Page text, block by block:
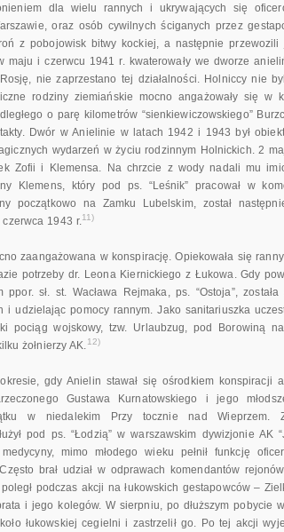
dla wielu rannych i ukrywających się
oraz osób cywilnych ściganych przez
z pobojowisk bitwy kockiej, a następnie
maju i czerwcu 1941 r. kwaterowały we dworze
nie zaprzestano tej działalności. Holniccy nie
rodziny ziemiańskie mocno angażowały się w
o parę kilometrów “sienkiewiczowskiego”
Dwór w Anielinie w latach 1942 i 1943 był
wydarzeń w życiu rodzinnym Holnickich. 2
Zofii i Klemensa. Na chrzcie z wody nadali mu
Klemens, który pod ps. “Leśnik” pracował w
początkowo na Zamku Lubelskim, został
1943 r.11)
zaangażowana w konspirację. Opiekowała się
potrzeby dr. Leona Kiernickiego z Łukowa. Gdy
ppor. sł. st. Wacława Rejmaka, ps. “Ostoja”,
i udzielając pomocy rannym. Jako sanitariuszka
pociąg wojskowy, tzw. Urlaubzug, pod Borowiną
żołnierzy AK.12)
gdy Anielin stawał się ośrodkiem konspiracji
Gustawa Kurnatowskiego i jego
w niedalekim Przy tocznie nad Wieprzem.
pod ps. “Łodzią” w warszawskim dywizjonie AK
mimo młodego wieku pełnił funkcję
brał udział w odprawach komendantów
podczas akcji na łukowskich gestapowców –
i jego kolegów. W sierpniu, po dłuższym pobycie
łukowskiej cegielni i zastrzelił go. Po tej akcji